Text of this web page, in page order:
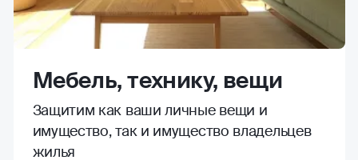
Мебель, технику, вещи
Защитим как ваши личные вещи и
имущество, так и имущество владельцев
жилья